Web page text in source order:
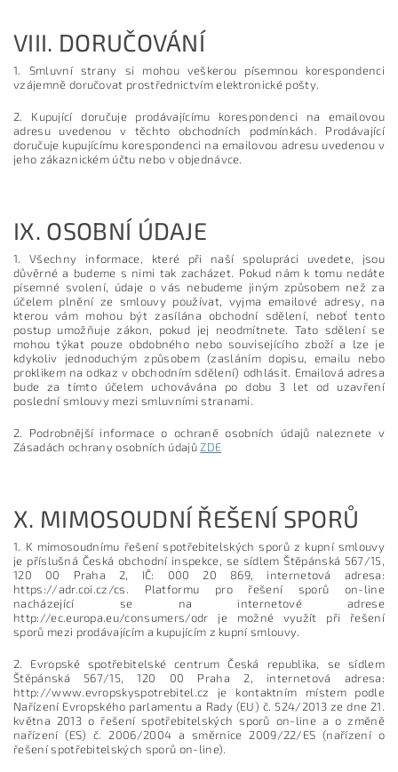
VIII. DORUČOVÁNÍ
1. Smluvní strany si mohou veškerou písemnou korespondenci
vzájemně doručovat prostřednictvím elektronické pošty.
2. Kupující doručuje prodávajícímu korespondenci na emailovou
adresu uvedenou v těchto obchodních podmínkách. Prodávající
doručuje kupujícímu korespondenci na emailovou adresu uvedenou v
jeho zákaznickém účtu nebo v objednávce.
IX. OSOBNÍ ÚDAJE
1. Všechny informace, které při naší spolupráci uvedete, jsou
důvěrné a budeme s nimi tak zacházet. Pokud nám k tomu nedáte
písemné svolení, údaje o vás nebudeme jiným způsobem než za
účelem plnění ze smlouvy používat, vyjma emailové adresy, na
kterou vám mohou být zasílána obchodní sdělení, neboť tento
postup umožňuje zákon, pokud jej neodmítnete. Tato sdělení se
mohou týkat pouze obdobného nebo souvisejícího zboží a lze je
kdykoliv jednoduchým způsobem (zasláním dopisu, emailu nebo
proklikem na odkaz v obchodním sdělení) odhlásit. Emailová adresa
bude za tímto účelem uchovávána po dobu 3 let od uzavření
poslední smlouvy mezi smluvními stranami.
2. Podrobnější informace o ochraně osobních údajů naleznete v
Zásadách ochrany osobních údajůZDE
X. MIMOSOUDNÍ ŘEŠENÍ SPORŮ
1. K mimosoudnímu řešení spotřebitelských sporů z kupní smlouvy
je příslušná Česká obchodní inspekce, se sídlem Štěpánská 567/15,
120 00 Praha 2, IČ: 000 20 869, internetová adresa:
https://adr.coi.cz/cs. Platformu pro řešení sporů on-line
nacházející se na internetové adrese
http://ec.europa.eu/consumers/odr je možné využít při řešení
sporů mezi prodávajícím a kupujícím z kupní smlouvy.
2. Evropské spotřebitelské centrum Česká republika, se sídlem
Štěpánská 567/15, 120 00 Praha 2, internetová adresa:
http://www.evropskyspotrebitel.cz je kontaktním místem podle
Nařízení Evropského parlamentu a Rady (EU) č. 524/2013 ze dne 21.
května 2013 o řešení spotřebitelských sporů on-line a o změně
nařízení (ES) č. 2006/2004 a směrnice 2009/22/ES (nařízení o
řešení spotřebitelských sporů on-line).